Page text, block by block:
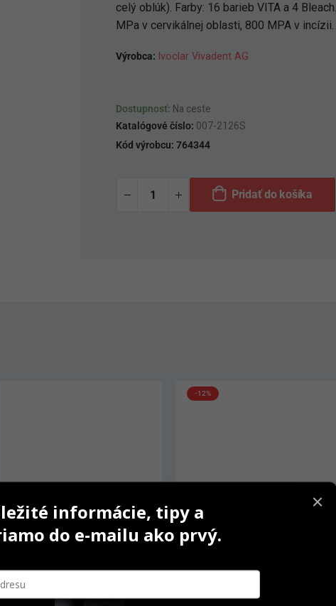
celý oblúk). Farby: 16 barieb VITA a 4
MPa v cervikálnej oblasti, 800 MPA v incízii.
Výrobca: Ivoclar Vivadent AG
Dostupnosť: Na ceste
Katalógové číslo: 007-2126S
Kód výrobcu: 764344
Pridať do košíka
-12%
informácie, tipy a
do e-mailu ako prvý.